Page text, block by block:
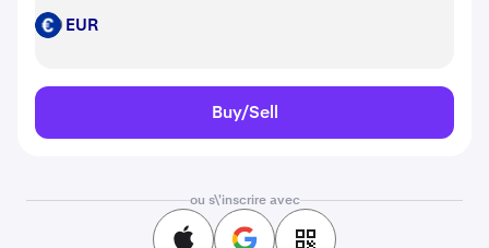
EUR EUR
Buy/Sell
ou s\'inscrire avec